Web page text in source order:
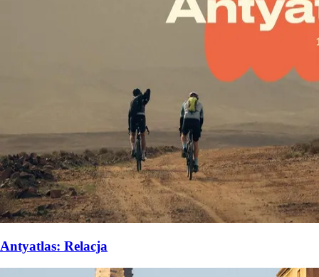
Antyatlas: Relacja